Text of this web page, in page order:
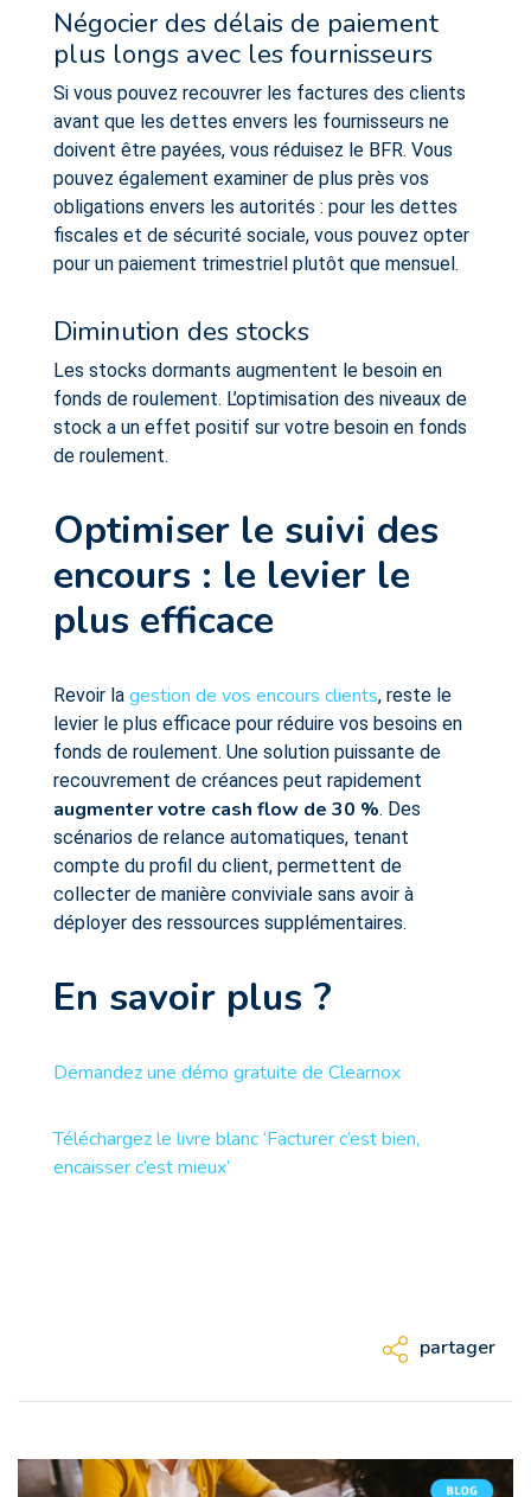
Négocier des délais de paiement
plus longs avec les fournisseurs
Si vous pouvez recouvrer les factures des clients
avant que les dettes envers les fournisseurs ne
doivent être payées, vous réduisez le BFR. Vous
pouvez également examiner de plus près vos
obligations envers les autorités : pour les dettes
fiscales et de sécurité sociale, vous pouvez opter
pour un paiement trimestriel plutôt que mensuel.
Diminution des stocks
Les stocks dormants augmentent le besoin en
fonds de roulement. L’optimisation des niveaux de
stock a un effet positif sur votre besoin en fonds
de roulement.
Optimiser le suivi des
encours : le levier le
plus efficace
Revoir la gestion de vos encours clients, reste le
levier le plus efficace pour réduire vos besoins en
fonds de roulement. Une solution puissante de
recouvrement de créances peut rapidement
augmenter votre cash flow de 30 %. Des
scénarios de relance automatiques, tenant
compte du profil du client, permettent de
collecter de manière conviviale sans avoir à
déployer des ressources supplémentaires.
En savoir plus ?
Demandez une démo gratuite de Clearnox
Téléchargez le livre blanc ‘Facturer c’est bien,
encaisser c’est mieux’
partager